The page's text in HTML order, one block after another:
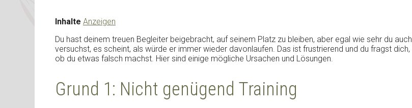
Inhalte Anzeigen
Du hast deinem treuen Begleiter beigebracht, auf seinem Platz zu bleiben, aber egal wie sehr du auch
versuchst, es scheint, als würde er immer wieder davonlaufen. Das ist frustrierend und du fragst dich,
ob du etwas falsch machst. Hier sind einige mögliche Ursachen und Lösungen.
Grund 1: Nicht genügend Training